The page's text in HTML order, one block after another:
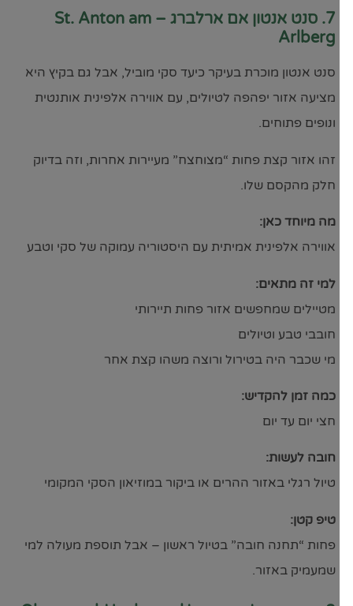
7. סנט אנטון אם ארלברג – St. Anton am
Arlberg
סנט אנטון מוכרת בעיקר כיעד סקי מוביל, אבל גם בקיץ היא
מציעה אזור יפהפה לטיולים, עם אווירה אלפינית אותנטית
ונופים פתוחים.
זהו אזור קצת פחות “מצוחצח” מעיירות אחרות, וזה בדיוק
חלק מהקסם שלו.
מה מיוחד כאן:
אווירה אלפינית אמיתית עם היסטוריה עמוקה של סקי וטבע
למי זה מתאים:
מטיילים שמחפשים אזור פחות תיירותי
חובבי טבע וטיולים
מי שכבר היה בטירול ורוצה משהו קצת אחר
כמה זמן להקדיש:
חצי יום עד יום
חובה לעשות:
טיול רגלי באזור ההרים או ביקור במוזיאון הסקי המקומי
טיפ קטן:
פחות “תחנה חובה” בטיול ראשון – אבל תוספת מעולה למי
שמעמיק באזור.